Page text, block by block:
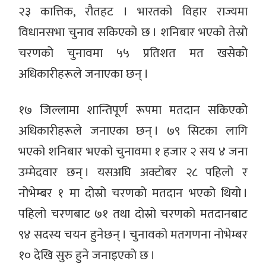
२३ कात्तिक, रौतहट । भारतको विहार राज्यमा
विधानसभा चुनाव सकिएको छ । शनिबार भएको तेस्रो
चरणको चुनावमा ५५ प्रतिशत मत खसेको
अधिकारीहरूले जनाएका छन् ।
१७ जिल्लामा शान्तिपूर्ण रूपमा मतदान सकिएको
अधिकारीहरूले जनाएका छन् । ७९ सिटका लागि
भएको शनिबार भएको चुनावमा १ हजार २ सय ४ जना
उम्मेदवार छन् । यसअघि अक्टोबर २८ पहिलो र
नोभेम्बर १ मा दोस्रो चरणको मतदान भएको थियो ।
पहिलो चरणबाट ७१ तथा दोस्रो चरणको मतदानबाट
९४ सदस्य चयन हुनेछन् । चुनावको मतगणना नोभेम्बर
१० देखि सुरु हुने जनाइएको छ ।